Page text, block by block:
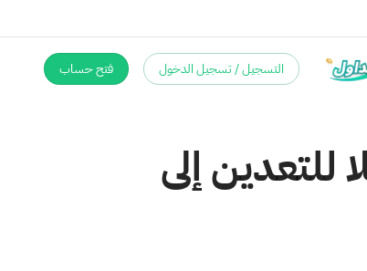
التسجيل / تسجيل الدخول فتح حساب
إلى